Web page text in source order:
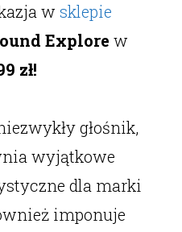
w sklepie
Explore w
zł!
głośnik,
wyjątkowe
dla marki
imponuje